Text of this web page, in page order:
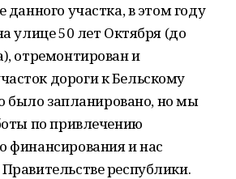
участка, в этом году
улице 50 лет Октября (до
отремонтирован и
дороги к Бельскому
было запланировано, но мы
по привлечению
финансирования и нас
республики.